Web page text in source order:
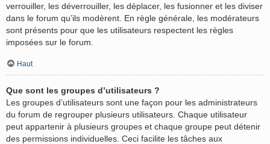
verrouiller, les déverrouiller, les déplacer, les fusionner et les diviser
dans le forum qu’ils modèrent. En règle générale, les modérateurs
sont présents pour que les utilisateurs respectent les règles
imposées sur le forum.
Haut
Que sont les groupes d’utilisateurs ?
Les groupes d’utilisateurs sont une façon pour les administrateurs
du forum de regrouper plusieurs utilisateurs. Chaque utilisateur
peut appartenir à plusieurs groupes et chaque groupe peut détenir
des permissions individuelles. Ceci facilite les tâches aux